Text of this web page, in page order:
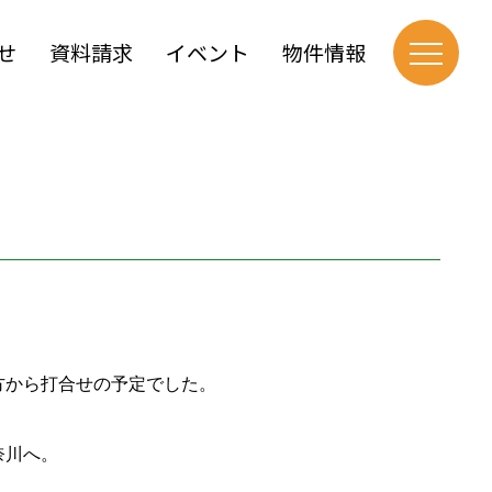
資料請求 イベント 物件情報
ら打合せの予定でした。
へ。